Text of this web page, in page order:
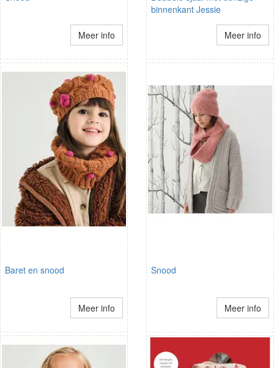
Meer info
binnenkant Jessie
Meer info
Baret en snood
Meer info
Snood
Meer info